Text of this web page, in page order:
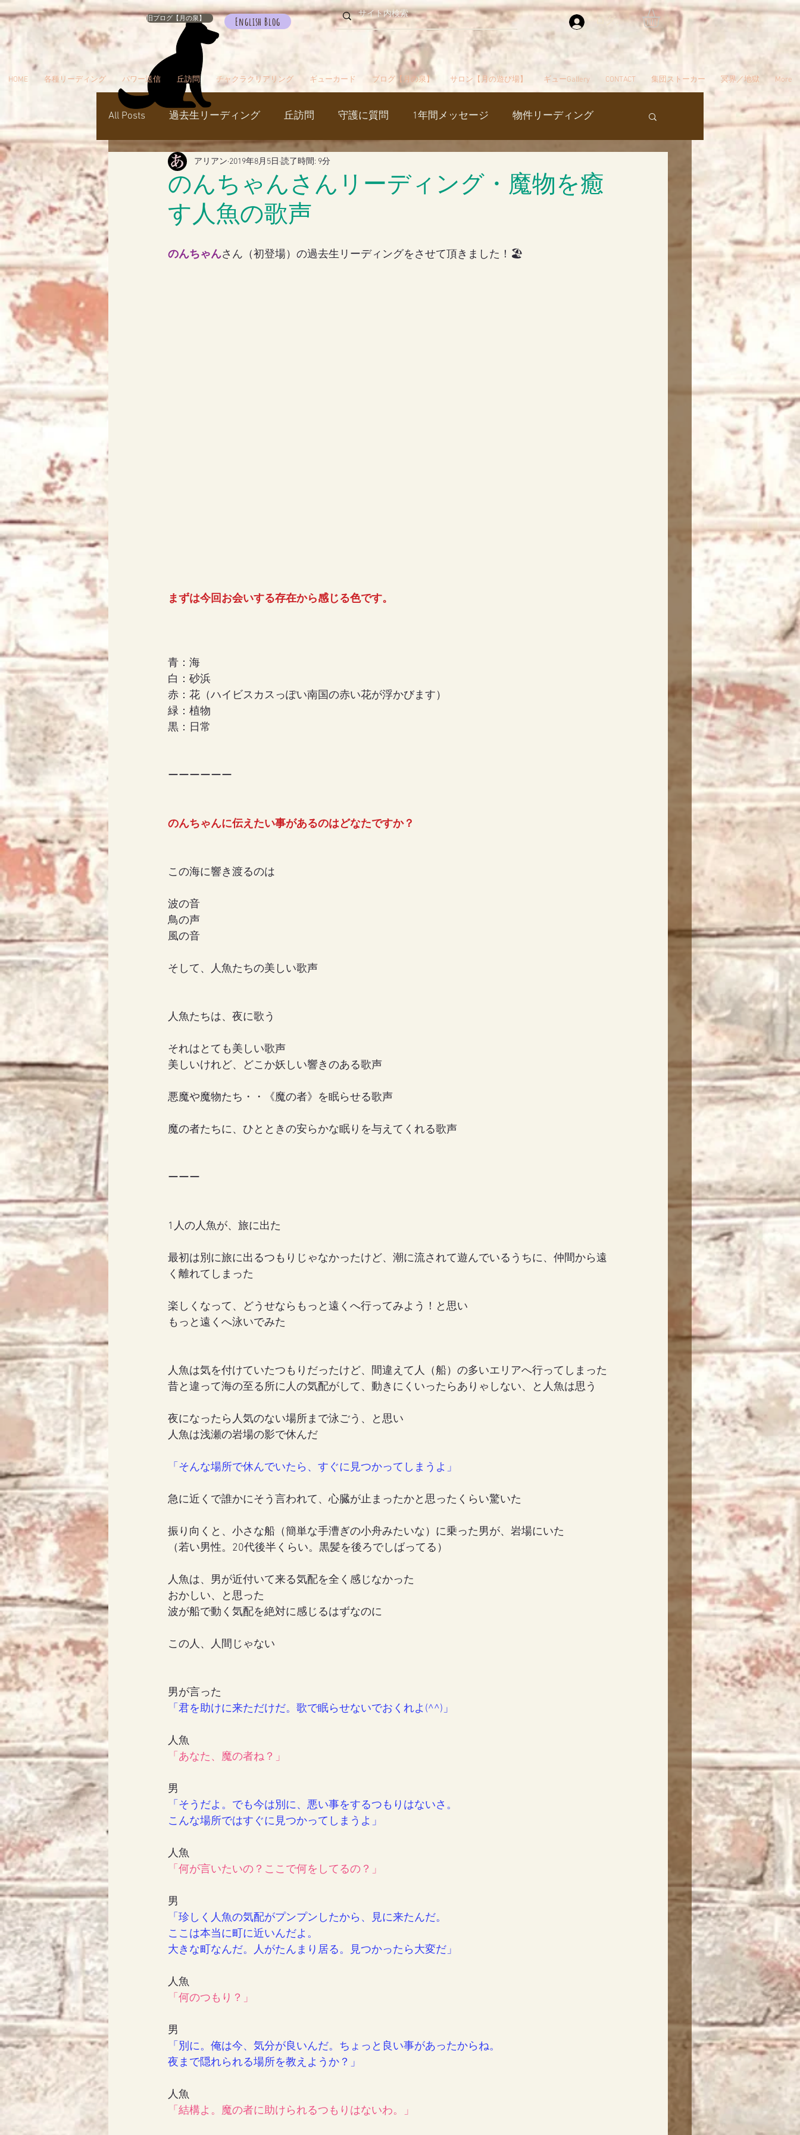
旧ブログ【月の泉】 English Blog ログイン
HOME 各種リーディング パワー送信 丘訪問 チャクラクリアリング ギューカード ブログ【月の泉】 サロン【月の遊び場】 ギューGallery CONTACT 集団ストーカー 冥界／地獄 More
All Posts 過去生リーディング 丘訪問 守護に質問 1年間メッセージ 物件リーディング
パワー送信 冥界 天国 カルマパターン
瞑想でお出かけ 旅／お出かけ
シャスタ ダンスミュア 覚醒／毒出し 妊娠・出産・不妊 斉木のじいさん
のんちゃんさんリーディング・魔物を癒
す人魚の歌声
アリアン 2019年8月5日 読了時間: 9分
のんちゃんさん（初登場）の過去生リーディングをさせて頂きました！🏖
まずは今回お会いする存在から感じる色です。
青：海
白：砂浜
赤：花（ハイビスカスっぽい南国の赤い花が浮かびます）
緑：植物
黒：日常
ーーーーーー
のんちゃんに伝えたい事があるのはどなたですか？
この海に響き渡るのは
波の音
鳥の声
風の音
そして、人魚たちの美しい歌声
人魚たちは、夜に歌う
それはとても美しい歌声
美しいけれど、どこか妖しい響きのある歌声
悪魔や魔物たち・・《魔の者》を眠らせる歌声
魔の者たちに、ひとときの安らかな眠りを与えてくれる歌声
ーーー
1人の人魚が、旅に出た
最初は別に旅に出るつもりじゃなかったけど、潮に流されて遊んでいるうちに、仲間から遠
く離れてしまった
楽しくなって、どうせならもっと遠くへ行ってみよう！と思い
もっと遠くへ泳いでみた
人魚は気を付けていたつもりだったけど、間違えて人（船）の多いエリアへ行ってしまった
昔と違って海の至る所に人の気配がして、動きにくいったらありゃしない、と人魚は思う
夜になったら人気のない場所まで泳ごう、と思い
人魚は浅瀬の岩場の影で休んだ
「そんな場所で休んでいたら、すぐに見つかってしまうよ」
急に近くで誰かにそう言われて、心臓が止まったかと思ったくらい驚いた
振り向くと、小さな船（簡単な手漕ぎの小舟みたいな）に乗った男が、岩場にいた
（若い男性。20代後半くらい。黒髪を後ろでしばってる）
人魚は、男が近付いて来る気配を全く感じなかった
おかしい、と思った
波が船で動く気配を絶対に感じるはずなのに
この人、人間じゃない
男が言った
「君を助けに来ただけだ。歌で眠らせないでおくれよ(^^)」
人魚
「あなた、魔の者ね？」
男
「そうだよ。でも今は別に、悪い事をするつもりはないさ。
こんな場所ではすぐに見つかってしまうよ」
人魚
「何が言いたいの？ここで何をしてるの？」
男
「珍しく人魚の気配がプンプンしたから、見に来たんだ。
ここは本当に町に近いんだよ。
大きな町なんだ。人がたんまり居る。見つかったら大変だ」
人魚
「何のつもり？」
男
「別に。俺は今、気分が良いんだ。ちょっと良い事があったからね。
夜まで隠れられる場所を教えようか？」
人魚
「結構よ。魔の者に助けられるつもりはないわ。」